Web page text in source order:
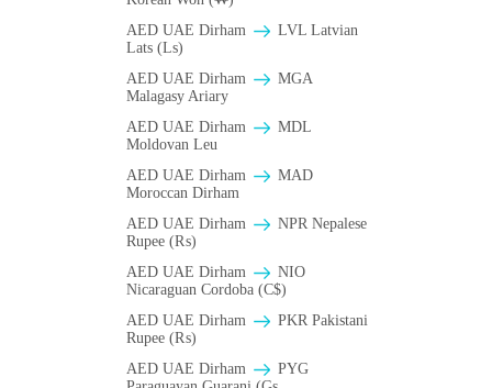
AED UAE Dirham
LVL Latvian
Lats (Ls)
AED UAE Dirham
MGA
Malagasy Ariary
AED UAE Dirham
MDL
Moldovan Leu
AED UAE Dirham
MAD
Moroccan Dirham
AED UAE Dirham
NPR Nepalese
Rupee (₨)
AED UAE Dirham
NIO
Nicaraguan Cordoba (C$)
AED UAE Dirham
PKR Pakistani
Rupee (₨)
AED UAE Dirham
PYG